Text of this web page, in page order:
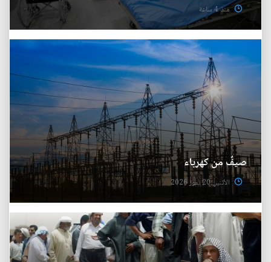
منذ 4 ساعة
صيفٌ من كهرباء
الأثنين 20 تموز 2026